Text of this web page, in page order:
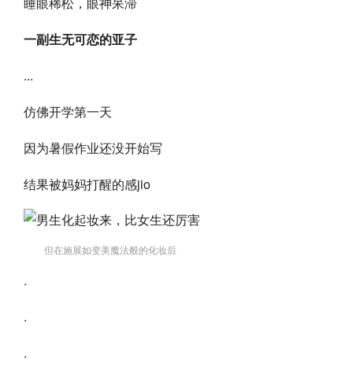
一副生无可恋的亚子
...
仿佛开学第一天
因为暑假作业还没开始写
结果被妈妈打醒的感jio
但在施展如变美魔法般的化妆后
.
.
.